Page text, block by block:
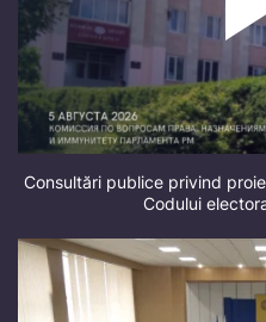
Consultări publice privind
Codului